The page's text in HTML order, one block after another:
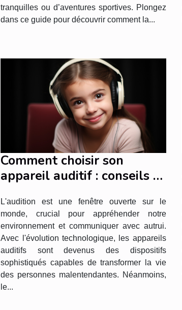
tranquilles ou d’aventures sportives. Plongez
dans ce guide pour découvrir comment la...
Comment choisir son
appareil auditif : conseils et
L'audition est une fenêtre ouverte sur le
monde, crucial pour appréhender notre
environnement et communiquer avec autrui.
Avec l'évolution technologique, les appareils
auditifs sont devenus des dispositifs
sophistiqués capables de transformer la vie
des personnes malentendantes. Néanmoins,
le...